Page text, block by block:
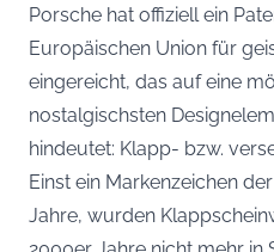
Porsche hat offiziell ein
Europäischen Union für
eingereicht, das auf eine
nostalgischsten
hindeutet: Klapp- bzw.
Einst ein Markenzeichen
Jahre, wurden